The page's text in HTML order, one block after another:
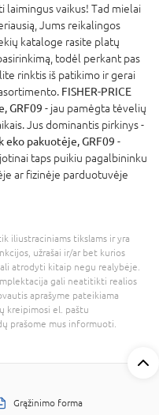
laimingus vaikus! Tad mielai
Jums reikalingos
kataloge rasite platų
todėl perkant pas
rinktis iš patikimo ir gerai
FISHER-PRICE
GRF09 - jau pamėgta tėvelių
Jus dominantis pirkinys -
eko pakuotėje, GRF09 -
taps puikiu pagalbininku
ar fizinėje parduotuvėje
iliustraciniams tikslams ir yra
užrašai ir/ar bet kurios
atrodyti kitaip negu realybėje.
gali neatitikti realios
aprašyme pateikiama
kreipimosi el. paštu
prašome mus informuoti.
Grąžinimo forma